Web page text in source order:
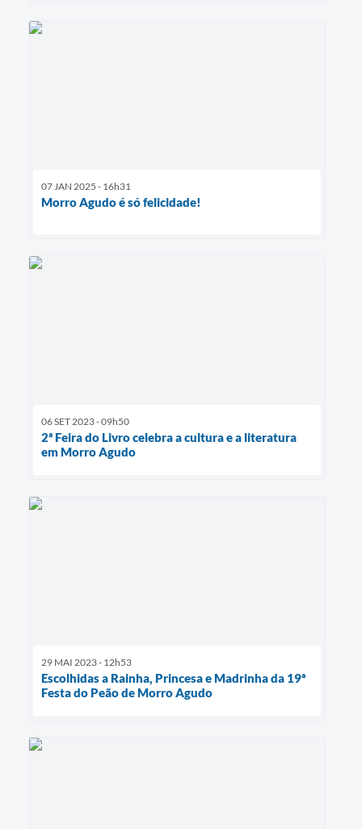
07 JAN 2025 - 16h31
Morro Agudo é só felicidade!
06 SET 2023 - 09h50
2ª Feira do Livro celebra a cultura e a literatura
em Morro Agudo
29 MAI 2023 - 12h53
Escolhidas a Rainha, Princesa e Madrinha da 19ª
Festa do Peão de Morro Agudo